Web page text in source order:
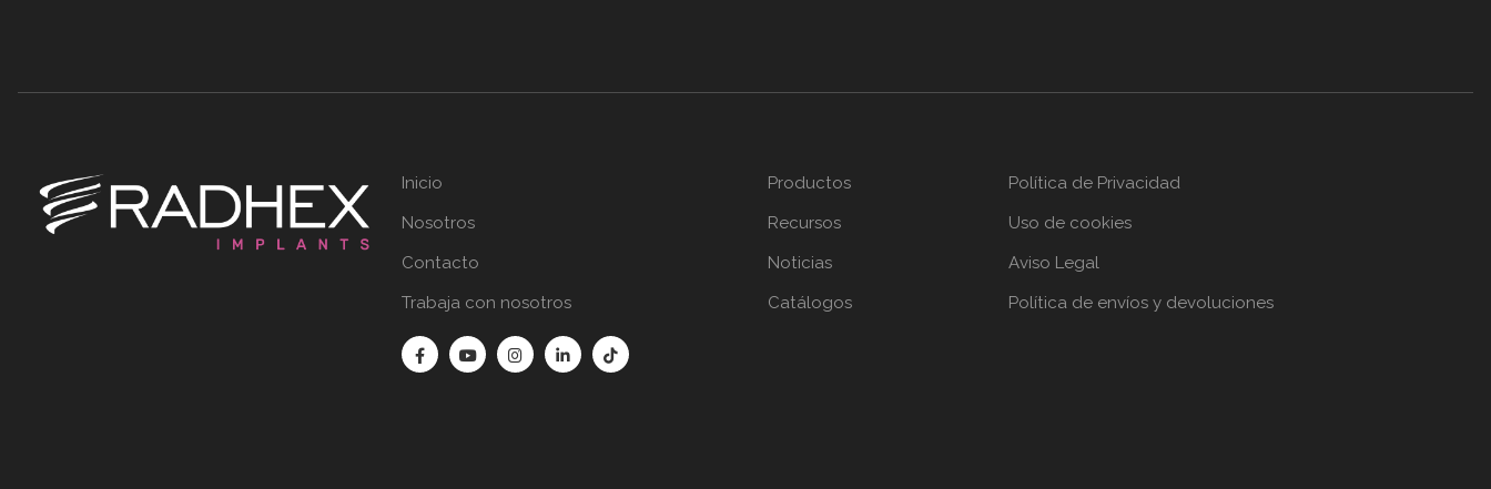
Inicio
Nosotros
Contacto
Trabaja con nosotros
Productos
Recursos
Noticias
Catálogos
Política de Privacidad
Uso de cookies
Aviso Legal
Política de envíos y devoluciones